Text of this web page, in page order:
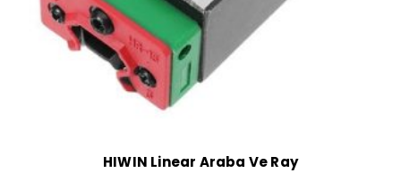
HIWIN Linear Araba Ve Ray